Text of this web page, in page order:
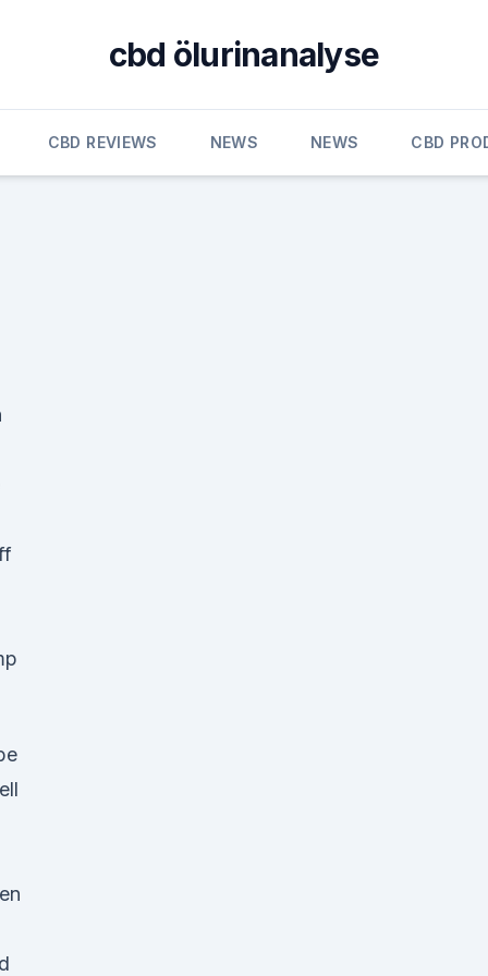
cbd ölurinanalyse
CBD REVIEWS NEWS NEWS CBD